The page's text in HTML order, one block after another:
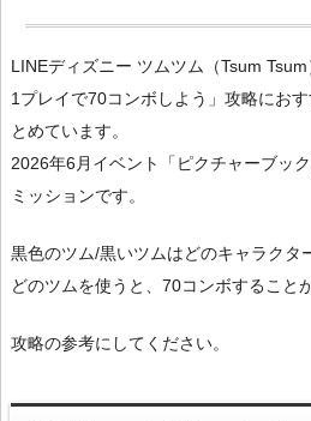
LINEディズニー ツムツム（Tsum
1プレイで70コンボしよう」攻略にお
とめています。
2026年6月イベント「ピクチャーブッ
ミッションです。
黒色のツム/黒いツムはどのキャラクタ
どのツムを使うと、70コンボすること
攻略の参考にしてください。